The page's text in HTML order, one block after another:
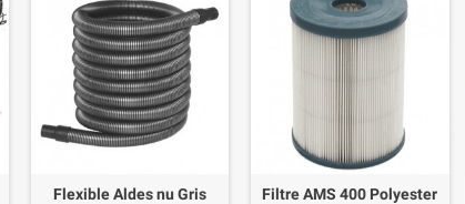
Flexible Aldes nu Gris Filtre AMS 400 Polyester